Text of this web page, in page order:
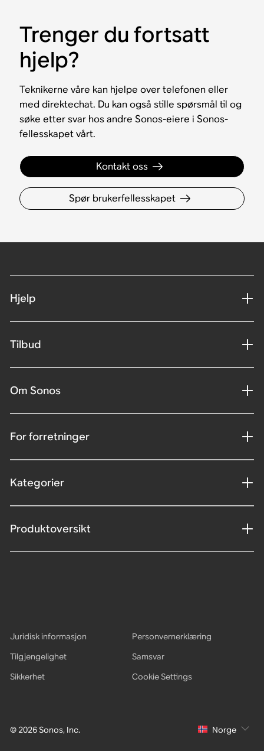
Trenger du fortsatt
hjelp?
Teknikerne våre kan hjelpe over telefonen eller
med direktechat. Du kan også stille spørsmål til og
søke etter svar hos andre Sonos-eiere i Sonos-
fellesskapet vårt.
Kontakt oss
Spør brukerfellesskapet
Hjelp
Tilbud
Om Sonos
For forretninger
Kategorier
Produktoversikt
© 2026 Sonos, Inc.
Juridisk informasjon
Personvernerklæring
Tilgjengelighet
Samsvar
Sikkerhet
Cookie Settings
Norge